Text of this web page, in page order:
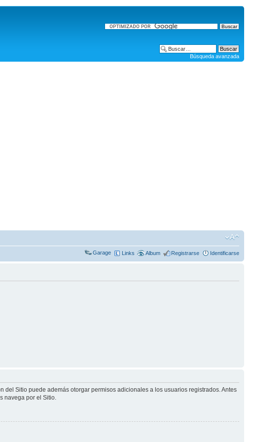
Búsqueda avanzada
Garage Links Album Registrarse Identificarse
Sitio puede además otorgar permisos adicionales a los usuarios registrados. Antes
navega por el Sitio.